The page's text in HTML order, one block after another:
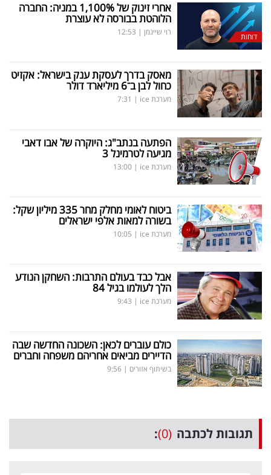
דוחות
אחרי זינוק של 1,100% במניה: החברה
הלוהטת בבורסה לא עוצרת
רוי שיינמן |
12:53
מאסק בדרך לעסקת ענק בישראל: אקזיט
כחול לבן ב־6 מיליארד דולר
מערכת ice |
7:31
הפתעה בנתב"ג: היוקרה של אבו דאבי
מגיעה לטרמינל 3
מערכת ice |
13:00
ביטוח לאומי מחלק מחר 335 מיליון שקל:
בשורה למאות אלפי ישראלים
מערכת ice |
10:05
אבל כבד בעולם התרבות: השחקן הנודע
הלך לעולמו בגיל 84
מערכת ice |
9:43
כולם עוברים לכאן: השכונה החדשה שבה
הדיירים מביאים אחריהם משפחה וחברים
בשיתוף אזורים |
9:56
תגובות לכתבה (0)
: